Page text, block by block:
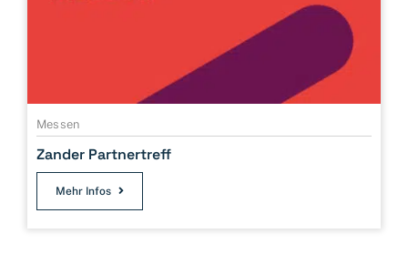
Messen
Zander Partnertreff
Mehr Infos